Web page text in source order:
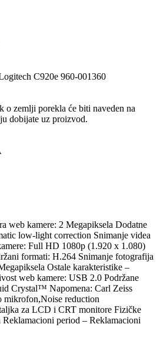
C920e 960-001360
o zemlji porekla će biti naveden na
dobijate uz proizvod.
web kamere: 2 Megapiksela Dodatne
low-light correction Snimanje videa
Full HD 1080p (1.920 x 1.080)
formati: H.264 Snimanje fotografija
Ostale karakteristike –
web kamere: USB 2.0 Podržane
Crystal™ Napomena: Carl Zeiss
mikrofon,Noise reduction
za LCD i CRT monitore Fizičke
period – Reklamacioni